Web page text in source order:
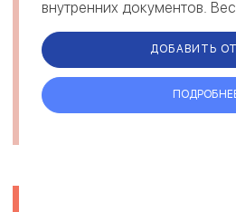
внутренних документов.
максимально короткие
ДОБАВИТЬ